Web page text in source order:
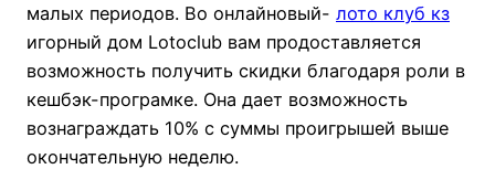
малых периодов. Во онлайновый- лото клуб кз
игорный дом Lotoclub вам продоставляется
возможность получить скидки благодаря роли в
кешбэк-програмке. Она дает возможность
вознаграждать 10% с суммы проигрышей выше
окончательную неделю.